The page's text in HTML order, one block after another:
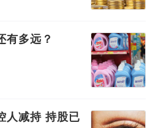
有多远？
人减持 持股已